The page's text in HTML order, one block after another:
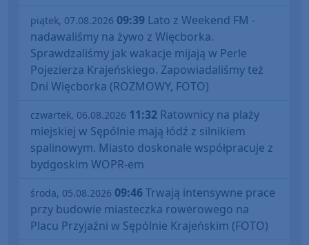
piątek, 07.08.2026 09:39 Lato z Weekend FM -
nadawaliśmy na żywo z Więcborka.
Sprawdzaliśmy jak wakacje mijają w Perle
Pojezierza Krajeńskiego. Zapowiadaliśmy też
Dni Więcborka (ROZMOWY, FOTO)
czwartek, 06.08.2026 11:32 Ratownicy na plaży
miejskiej w Sępólnie mają łódź z silnikiem
spalinowym. Miasto doskonale współpracuje z
bydgoskim WOPR-em
środa, 05.08.2026 09:46Trwają intensywne prace
przy budowie miasteczka rowerowego na
Placu Przyjaźni w Sępólnie Krajeńskim (FOTO)